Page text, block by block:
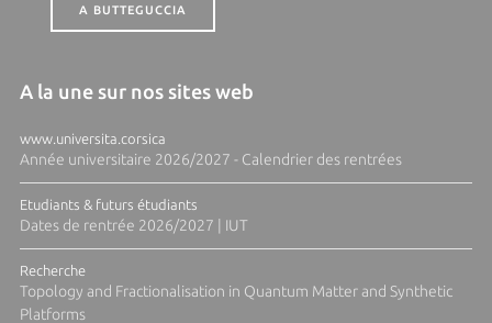
A BUTTEGUCCIA
A la une sur nos sites web
www.universita.corsica
Année universitaire 2026/2027 - Calendrier des rentrées
Etudiants & futurs étudiants
Dates de rentrée 2026/2027 | IUT
Recherche
Topology and Fractionalisation in Quantum Matter and Synthetic
Platforms